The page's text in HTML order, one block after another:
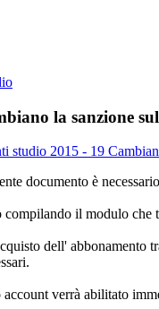
la sanzione
studio 2015 - 19
documento è
compilando il modulo
dell' abbonamento
verrà abilitato